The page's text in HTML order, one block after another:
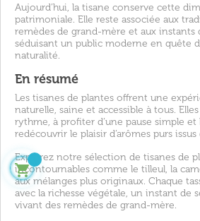
Aujourd’hui, la tisane conserve cette
patrimoniale. Elle reste associée aux
remèdes de grand-mère et aux
séduisant un public moderne en quête
naturalité.
En résumé
Les tisanes de plantes offrent une
naturelle, saine et accessible à tous.
rythme, à profiter d’une pause simple
redécouvrir le plaisir d’arômes purs issus
Explorez notre sélection de tisanes de
incontournables comme le tilleul, la
aux mélanges plus originaux. Chaque
avec la richesse végétale, un instant de
vivant des remèdes de grand-mère.
